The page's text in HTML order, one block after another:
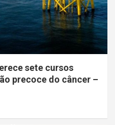
sete cursos
precoce do câncer –